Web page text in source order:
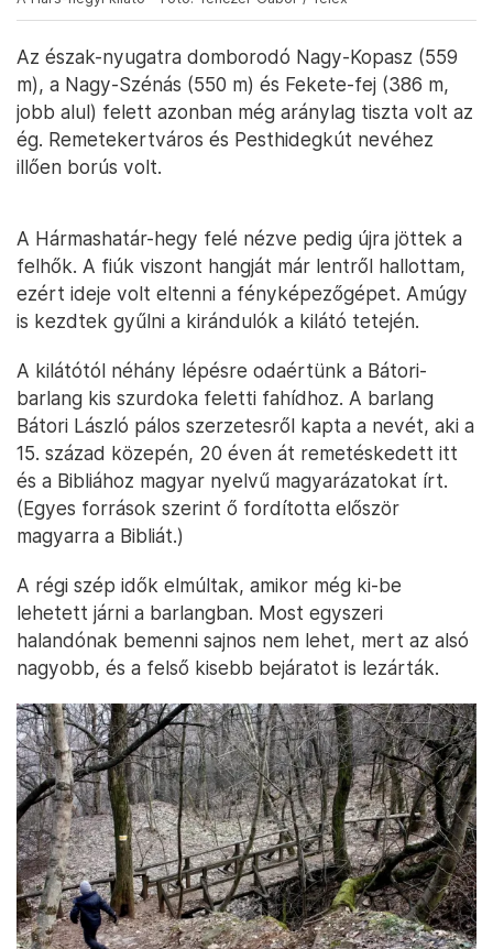
Az észak-nyugatra domborodó Nagy-Kopasz (559
m), a Nagy-Szénás (550 m) és Fekete-fej (386 m,
jobb alul) felett azonban még aránylag tiszta volt az
ég. Remetekertváros és Pesthidegkút nevéhez
illően borús volt.
A Hármashatár-hegy felé nézve pedig újra jöttek a
felhők. A fiúk viszont hangját már lentről hallottam,
ezért ideje volt eltenni a fényképezőgépet. Amúgy
is kezdtek gyűlni a kirándulók a kilátó tetején.
A kilátótól néhány lépésre odaértünk a Bátori-
barlang kis szurdoka feletti fahídhoz. A barlang
Bátori László pálos szerzetesről kapta a nevét, aki a
15. század közepén, 20 éven át remetéskedett itt
és a Bibliához magyar nyelvű magyarázatokat írt.
(Egyes források szerint ő fordította először
magyarra a Bibliát.)
A régi szép idők elmúltak, amikor még ki-be
lehetett járni a barlangban. Most egyszeri
halandónak bemenni sajnos nem lehet, mert az alsó
nagyobb, és a felső kisebb bejáratot is lezárták.